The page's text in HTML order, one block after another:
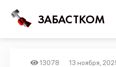
ЗАБАСТКОМ
13078
13 ноября,